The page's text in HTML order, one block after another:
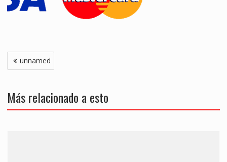
Navegación
de
unnamed
Más relacionado a esto